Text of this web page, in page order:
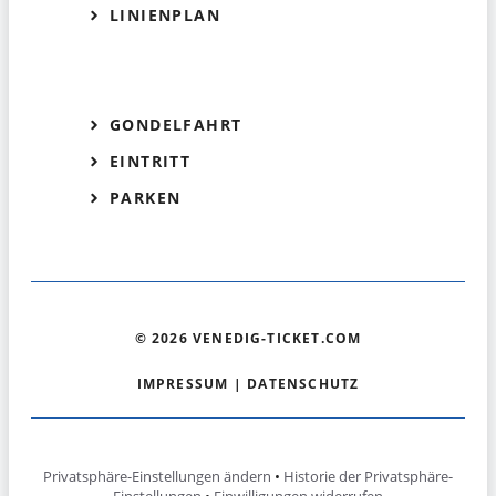
LINIENPLAN
GONDELFAHRT
EINTRITT
PARKEN
© 2026 VENEDIG-TICKET.COM
IMPRESSUM | DATENSCHUTZ
Privatsphäre-Einstellungen ändern • Historie der Privatsphäre-